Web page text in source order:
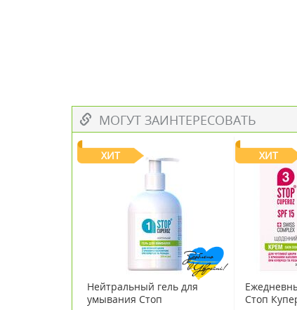
МОГУТ ЗАИНТЕРЕСОВАТЬ
ХИТ
Нейтральный гель для
умывания Стоп
ХИТ
Стоп